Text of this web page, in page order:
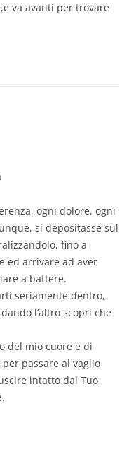
va avanti per trovare
ogni dolore, ogni
si depositasse sul
fino a
ed arrivare ad aver
a battere.
seriamente dentro,
l’altro scopri che
del mio cuore e di
passare al vaglio
intatto dal Tuo